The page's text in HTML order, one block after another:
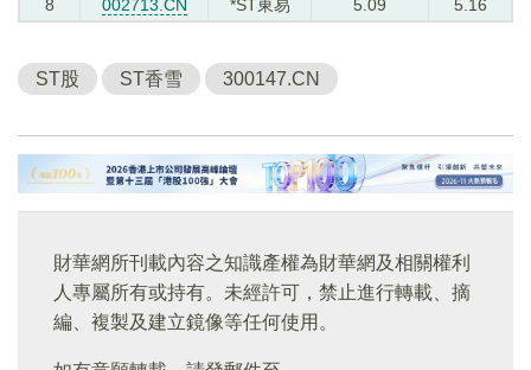
8
002713.CN *ST東易 5.09 5.16
ST股 ST香雪 300147.CN
財華網所刊載內容之知識產權為財華網及相關權利
人專屬所有或持有。未經許可，禁止進行轉載、摘
編、複製及建立鏡像等任何使用。